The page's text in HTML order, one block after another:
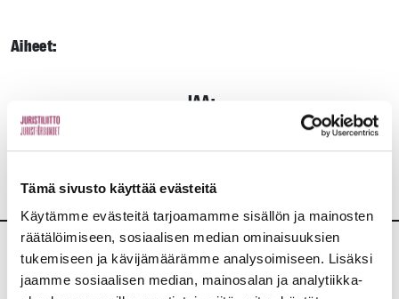
Tämä sivusto käyttää evästeitä
Käytämme evästeitä tarjoamamme sisällön ja mainosten
räätälöimiseen, sosiaalisen median ominaisuuksien
tukemiseen ja kävijämäärämme analysoimiseen. Lisäksi
jaamme sosiaalisen median, mainosalan ja analytiikka-
Aiheet:
JAA:
Lisää uutisia